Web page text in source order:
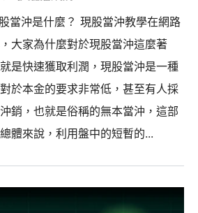
當沖是什麼？ 現股當沖教學在網路
大家為什麼對於現股當沖這麼著
是快速獲取利潤，現股當沖是一種
於本金的要求非常低，甚至有人採
銷，也就是俗稱的無本當沖，這部
體來說，利用盤中的短暫的...